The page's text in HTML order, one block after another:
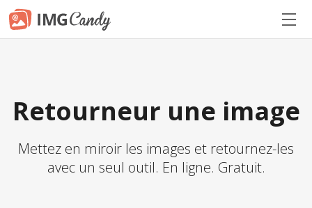
Retourneur une image
Mettez en miroir les images et retournez-les
avec un seul outil. En ligne. Gratuit.